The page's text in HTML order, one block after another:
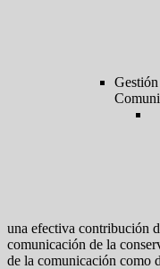
una efectiva contribución
comunicación de la
de la comunicación como